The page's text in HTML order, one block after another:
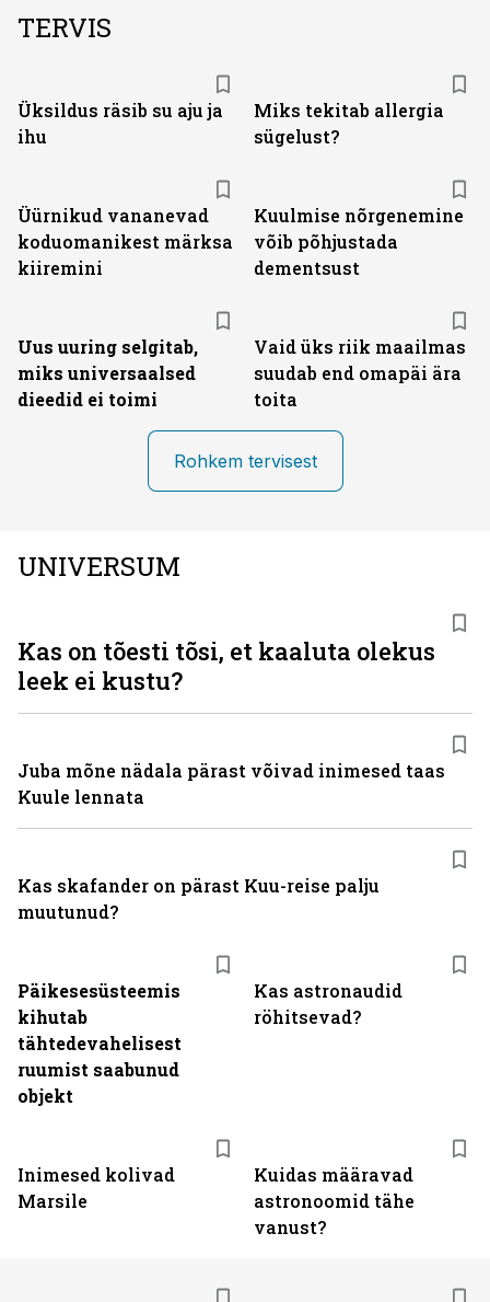
TERVIS
Üksildus räsib su aju ja
ihu
Miks tekitab allergia
sügelust?
Üürnikud vananevad
koduomanikest märksa
kiiremini
Kuulmise nõrgenemine
võib põhjustada
dementsust
Uus uuring selgitab,
miks universaalsed
dieedid ei toimi
Vaid üks riik maailmas
suudab end omapäi ära
toita
Rohkem tervisest
UNIVERSUM
Päikesesüsteemis
kihutab
tähtedevahelisest
ruumist saabunud
objekt
Kas astronaudid
röhitsevad?
Inimesed kolivad
Marsile
Kuidas määravad
astronoomid tähe
vanust?
Kas on tõesti tõsi, et kaaluta olekus
leek ei kustu?
Juba mõne nädala pärast võivad inimesed taas
Kuule lennata
Kas skafander on pärast Kuu-reise palju
muutunud?